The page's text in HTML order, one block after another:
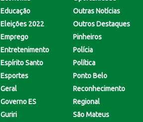
Educação
Eleições 2022
Emprego
Entretenimento
Espírito Santo
Esportes
Geral
Governo ES
Guriri
Outras Notícias
Outros Destaques
Pinheiros
Polícia
Política
Ponto Belo
Reconhecimento
Regional
São Mateus